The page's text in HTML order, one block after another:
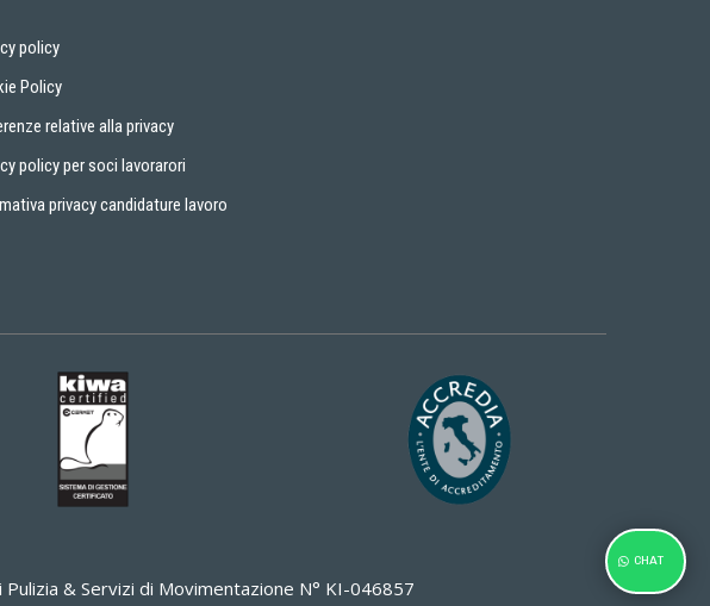
policy
Policy
relative alla privacy
policy per soci lavorarori
privacy candidature lavoro
& Servizi di Movimentazione N° KI-046857
CHAT